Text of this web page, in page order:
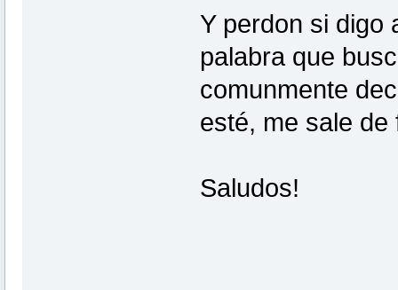
Y perdon si digo
palabra que
comunmente
esté, me sale
Saludos!